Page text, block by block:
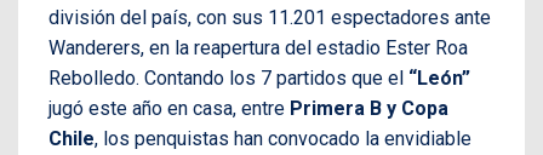
división del país, con sus 11.201 espectadores ante
Wanderers, en la reapertura del estadio Ester Roa
Rebolledo. Contando los 7 partidos que el “León”
jugó este año en casa, entre Primera B y Copa
Chile, los penquistas han convocado la envidiable